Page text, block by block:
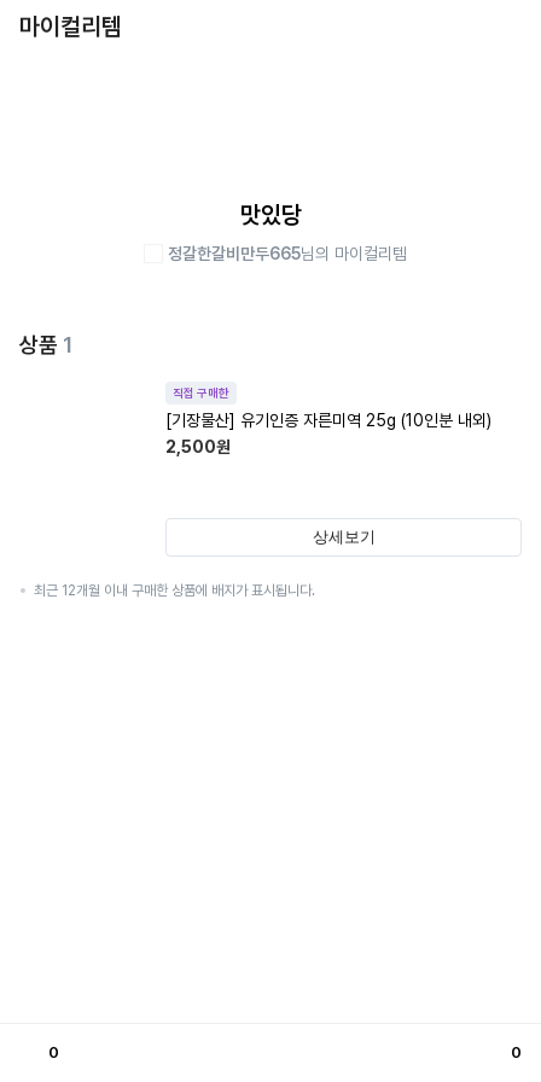
마이컬리템
맛있당
정갈한갈비만두665님의 마이컬리템
상품 1
직접 구매한
[기장물산] 유기인증 자른미역 25g (10인분 내외)
2,500원
상세보기
최근 12개월 이내 구매한 상품에 배지가 표시됩니다.
0 0